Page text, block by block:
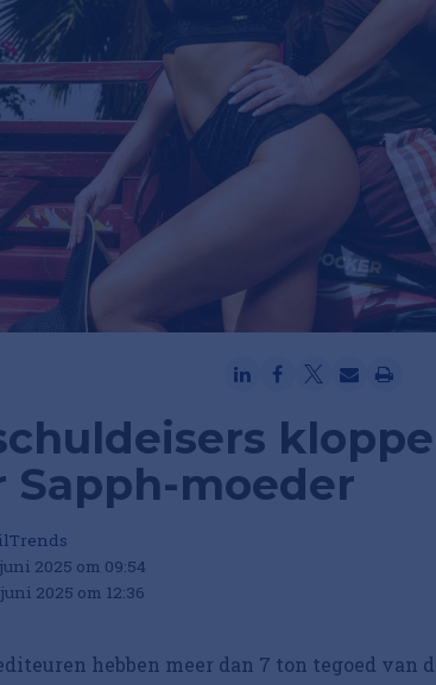
Sapph-moeder
2025 om 09:54
2025 om 12:36
hebben meer dan 7 ton tegoed van